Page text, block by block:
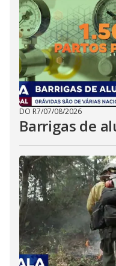
DO R7/07/08/2026
Barrigas de